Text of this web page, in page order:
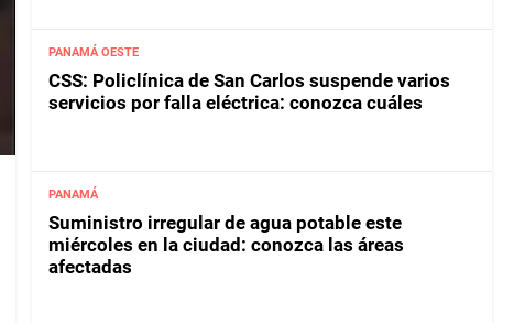
PANAMÁ OESTE
CSS: Policlínica de San Carlos suspende varios
servicios por falla eléctrica: conozca cuáles
PANAMÁ
Suministro irregular de agua potable este
miércoles en la ciudad: conozca las áreas
afectadas